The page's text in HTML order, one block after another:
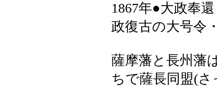
1867年●大政奉
政復古の大号令
薩摩藩と長州藩
ちで薩長同盟(